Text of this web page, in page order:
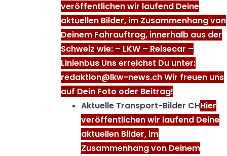
veröffentlichen wir laufend Deine
aktuellen Bilder, im Zusammenhang von
Deinem Fahrauftrag, innerhalb aus der
Schweiz wie: – LKW – Reisecar –
Linienbus Uns erreichst Du unter:
redaktion@lkw-news.ch Wir freuen uns
auf Dein Foto oder Beitrag!
Aktuelle Transport-Bilder CHHier
veröffentlichen wir laufend Deine
aktuellen Bilder, im
Zusammenhang von Deinem